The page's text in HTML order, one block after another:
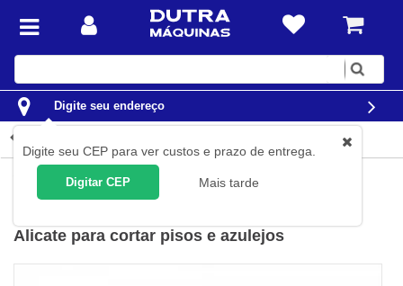
Digite
Digite seu endereço
Digite seu CEP para ver custos e prazo de entrega.
Digitar CEP Mais tarde
Ferramentas Ferramentas Manuais Torquês Armadores
Alicate para cortar pisos e azulejos